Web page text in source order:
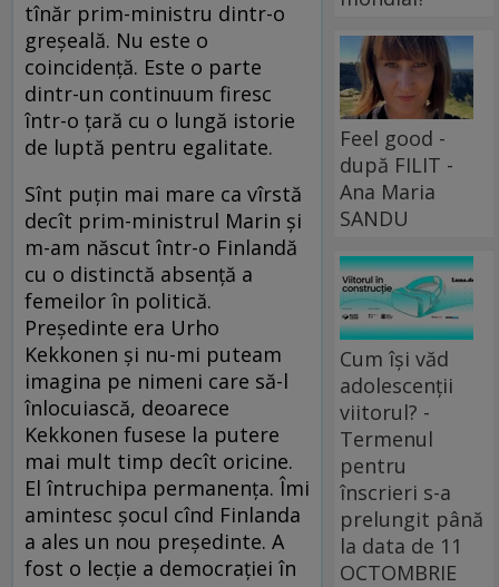
tînăr prim-ministru dintr-o
greșeală. Nu este o
coincidență. Este o parte
dintr-un continuum firesc
într-o țară cu o lungă istorie
de luptă pentru egalitate.
Sînt puțin mai mare ca vîrstă
decît prim-ministrul Marin și
m-am născut într-o Finlandă
cu o distinctă absență a
femeilor în politică.
Președinte era Urho
Kekkonen și nu-mi puteam
imagina pe nimeni care să-l
înlocuiască, deoarece
Kekkonen fusese la putere
mai mult timp decît oricine.
El întruchipa permanența. Îmi
amintesc șocul cînd Finlanda
a ales un nou președinte. A
fost o lecție a democrației în
Feel good -
după FILIT -
Ana Maria
SANDU
Cum își văd
adolescenții
viitorul? -
Termenul
pentru
înscrieri s-a
prelungit până
la data de 11
OCTOMBRIE